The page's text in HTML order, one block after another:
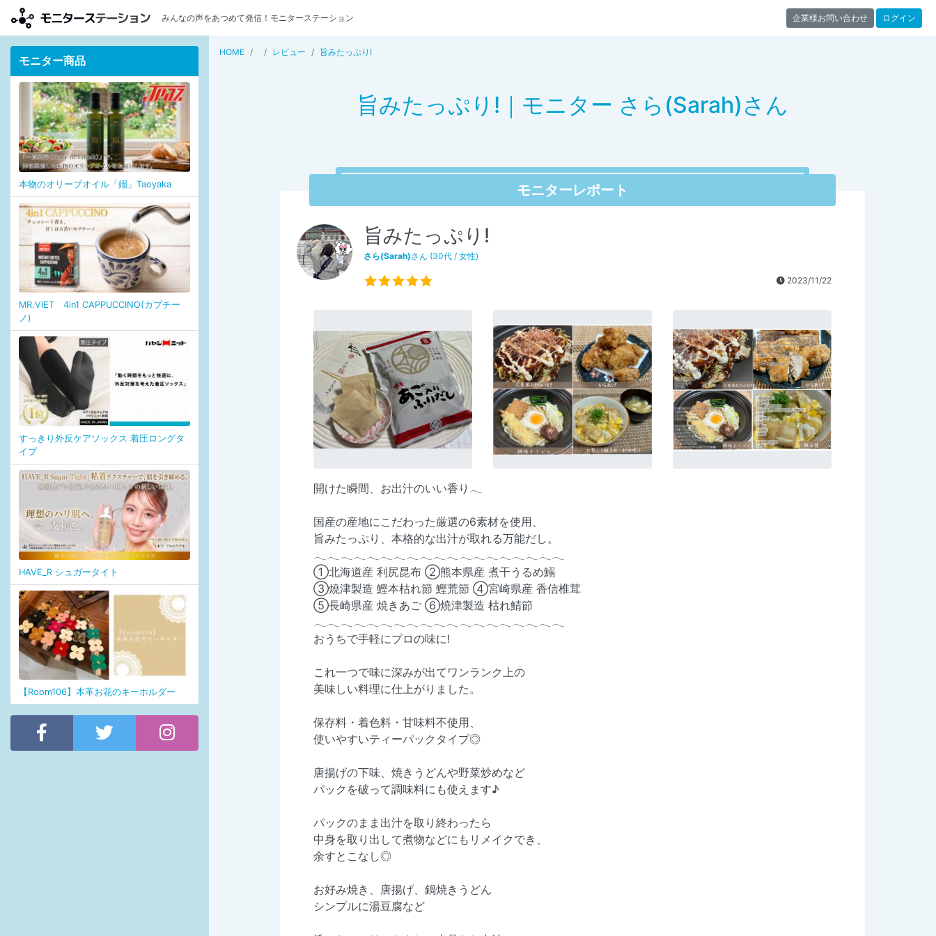
みんなの声をあつめて発信！モニターステーション 企業様お問い合わせ ログイン
HOME レビュー 旨みたっぷり!
旨みたっぷり!｜モニター さら(Sarah)さん
モニターレポート
旨みたっぷり!
さら(Sarah)さん (30代 / 女性)
2023/11/22
開けた瞬間、お出汁のいい香り𓂃
国産の産地にこだわった厳選の6素材を使用、
旨みたっぷり、本格的な出汁が取れる万能だし。
𓂃𓂃𓂃𓂃𓂃𓂃𓂃𓂃𓂃𓂃𓂃𓂃𓂃𓂃𓂃𓂃𓂃𓂃𓂃
①北海道産 利尻昆布 ②熊本県産 煮干うるめ鰯
③燒津製造 鰹本枯れ節 鰹荒節 ④宮崎県産 香信椎茸
⑤長崎県産 焼きあご ⑥燒津製造 枯れ鯖節
𓂃𓂃𓂃𓂃𓂃𓂃𓂃𓂃𓂃𓂃𓂃𓂃𓂃𓂃𓂃𓂃𓂃𓂃𓂃
おうちで手軽にプロの味に!
これ一つで味に深みが出てワンランク上の
美味しい料理に仕上がりました。
保存料・着色料・甘味料不使用、
使いやすいティーパックタイプ◎
唐揚げの下味、焼きうどんや野菜炒めなど
パックを破って調味料にも使えます♪
パックのまま出汁を取り終わったら
中身を取り出して煮物などにもリメイクでき、
余すとこなし◎
お好み焼き、唐揚げ、鍋焼きうどん
シンプルに湯豆腐など
モニター商品
本物のオリーブオイル「嫋」Taoyaka
MR.VIET 4in1 CAPPUCCINO(カプチー
ノ)
すっきり外反ケアソックス 着圧ロングタ
イプ
HAVE_R シュガータイト
【Room106】本革お花のキーホルダー